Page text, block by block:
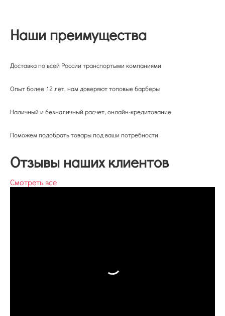
Наши преимущества
Доставка по всей России транспортыми компаниями
Опыт более 12 лет, нам доверяют топовые барберы
Наличный и безналичный расчет, онлайн-кредитование
Поможем подобрать товары под ваши потребности
Отзывы наших клиентов
Смотреть все